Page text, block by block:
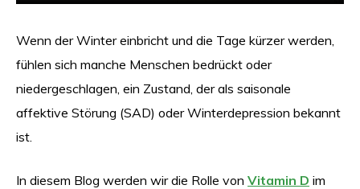
Wenn der Winter einbricht und die Tage kürzer werden,
fühlen sich manche Menschen bedrückt oder
niedergeschlagen, ein Zustand, der als saisonale
affektive Störung (SAD) oder Winterdepression bekannt
ist.
In diesem Blog werden wir die Rolle von Vitamin D im